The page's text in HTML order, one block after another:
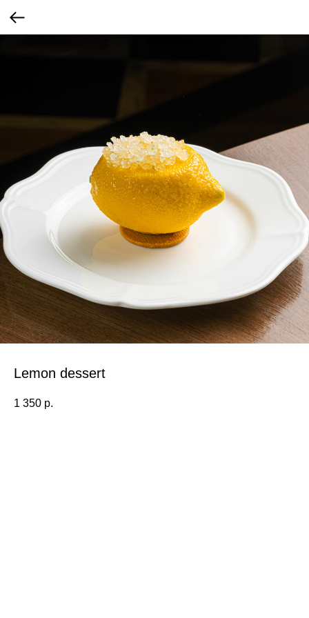
Lemon dessert
1 350 р.